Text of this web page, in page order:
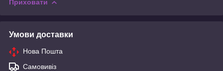
Приховати
Умови доставки
Нова Пошта
Самовивіз